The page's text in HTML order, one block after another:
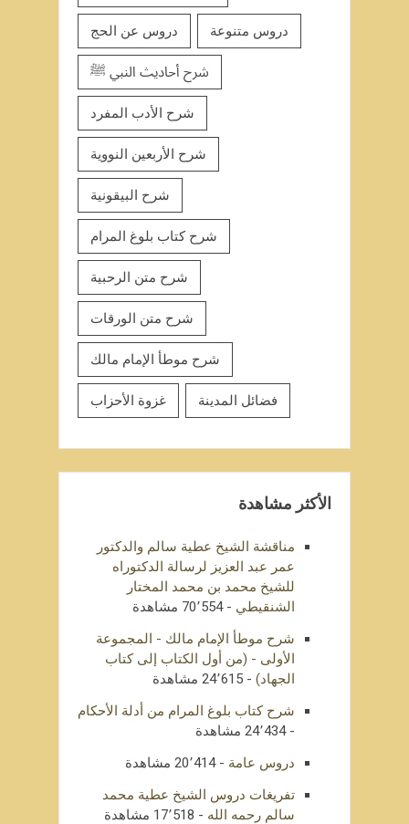
دروس عن الحج دروس متنوعة
شرح أحاديث النبي ﷺ
شرح الأدب المفرد
شرح الأربعين النووية
شرح البيقونية
شرح كتاب بلوغ المرام
شرح متن الرحبية
شرح متن الورقات
شرح موطأ الإمام مالك
غزوة الأحزاب فضائل المدينة
الأكثر مشاهدة
مناقشة الشيخ عطية سالم والدكتور
عمر عبد العزيز لرسالة الدكتوراه
للشيخ محمد بن محمد المختار
الشنقيطي - 70٬554 مشاهدة
شرح موطأ الإمام مالك - المجموعة
الأولى - (من أول الكتاب إلى كتاب
الجهاد)- 24٬615 مشاهدة
شرح كتاب بلوغ المرام من أدلة الأحكام
- 24٬434 مشاهدة
دروس عامة - 20٬414 مشاهدة
تفريغات دروس الشيخ عطية محمد
سالم رحمه الله - 17٬518 مشاهدة